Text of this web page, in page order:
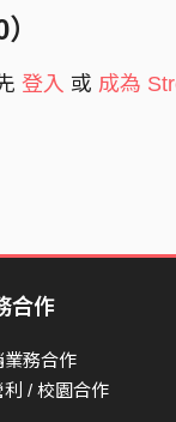
扇 是俄羅斯的輪
動彈 這遊戲無法
慢黯淡
哪條路線
制導航定位
還來不及沉澱
根 過往雲煙
）
登入 或 成為
合作
業務合作
利 / 校園合作